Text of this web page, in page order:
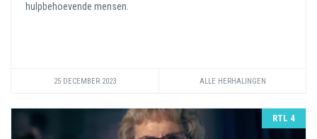
hulpbehoevende mensen.
25 DECEMBER 2023 ALLE HERHALINGEN
RTL 4